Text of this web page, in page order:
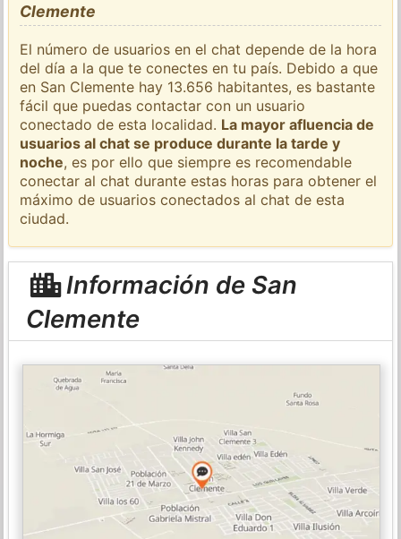
Clemente
El número de usuarios en el chat depende de la hora
del día a la que te conectes en tu país. Debido a que
en San Clemente hay 13.656 habitantes, es bastante
fácil que puedas contactar con un usuario
conectado de esta localidad. La mayor afluencia de
usuarios al chat se produce durante la tarde y
noche, es por ello que siempre es recomendable
conectar al chat durante estas horas para obtener el
máximo de usuarios conectados al chat de esta
ciudad.
Información de San
Clemente